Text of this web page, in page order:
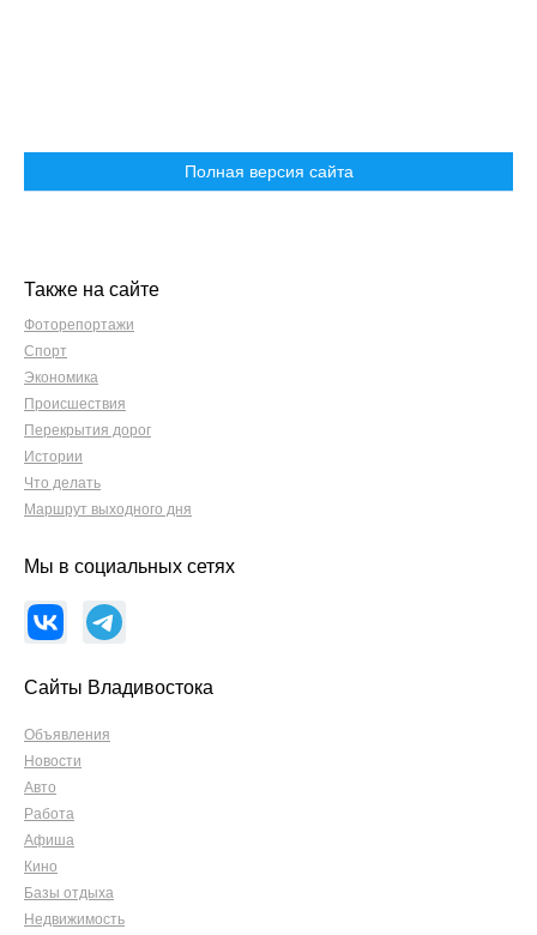
Полная версия сайта
Также на сайте
Фоторепортажи
Спорт
Экономика
Происшествия
Перекрытия дорог
Истории
Что делать
Маршрут выходного дня
Мы в социальных сетях
Сайты Владивостока
Объявления
Новости
Авто
Работа
Афиша
Кино
Базы отдыха
Недвижимость